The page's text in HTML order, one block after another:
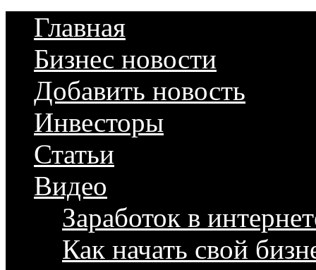
Главная
Бизнес новости
Добавить новость
Инвесторы
Статьи
Видео
Заработок в
Как начать свой